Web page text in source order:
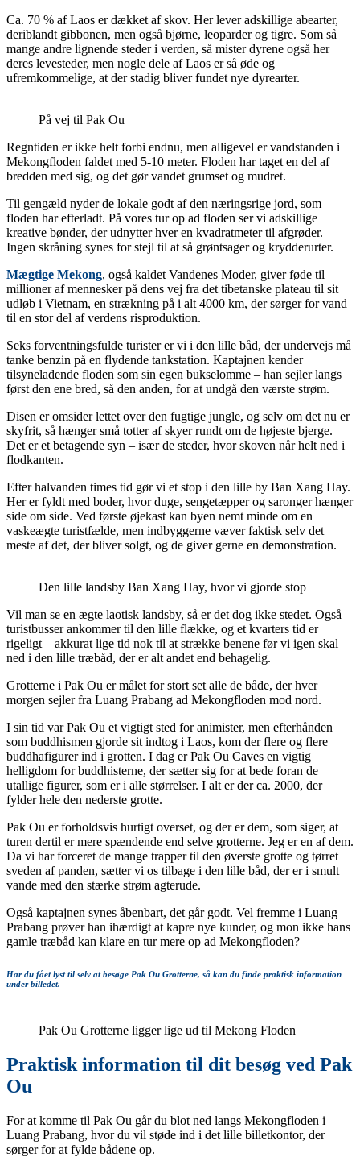
Ca. 70 % af Laos er dækket af skov. Her lever adskillige abearter,
deriblandt gibbonen, men også bjørne, leoparder og tigre. Som så
mange andre lignende steder i verden, så mister dyrene også her
deres levesteder, men nogle dele af Laos er så øde og
ufremkommelige, at der stadig bliver fundet nye dyrearter.
På vej til Pak Ou
Regntiden er ikke helt forbi endnu, men alligevel er vandstanden i
Mekongfloden faldet med 5-10 meter. Floden har taget en del af
bredden med sig, og det gør vandet grumset og mudret.
Til gengæld nyder de lokale godt af den næringsrige jord, som
floden har efterladt. På vores tur op ad floden ser vi adskillige
kreative bønder, der udnytter hver en kvadratmeter til afgrøder.
Ingen skråning synes for stejl til at så grøntsager og krydderurter.
Mægtige Mekong, også kaldet Vandenes Moder, giver føde til
millioner af mennesker på dens vej fra det tibetanske plateau til sit
udløb i Vietnam, en strækning på i alt 4000 km, der sørger for vand
til en stor del af verdens risproduktion.
Seks forventningsfulde turister er vi i den lille båd, der undervejs må
tanke benzin på en flydende tankstation. Kaptajnen kender
tilsyneladende floden som sin egen bukselomme – han sejler langs
først den ene bred, så den anden, for at undgå den værste strøm.
Disen er omsider lettet over den fugtige jungle, og selv om det nu er
skyfrit, så hænger små totter af skyer rundt om de højeste bjerge.
Det er et betagende syn – især de steder, hvor skoven når helt ned i
flodkanten.
Efter halvanden times tid gør vi et stop i den lille by Ban Xang Hay.
Her er fyldt med boder, hvor duge, sengetæpper og saronger hænger
side om side. Ved første øjekast kan byen nemt minde om en
vaskeægte turistfælde, men indbyggerne væver faktisk selv det
meste af det, der bliver solgt, og de giver gerne en demonstration.
Den lille landsby Ban Xang Hay, hvor vi gjorde stop
Vil man se en ægte laotisk landsby, så er det dog ikke stedet. Også
turistbusser ankommer til den lille flække, og et kvarters tid er
rigeligt – akkurat lige tid nok til at strække benene før vi igen skal
ned i den lille træbåd, der er alt andet end behagelig.
Grotterne i Pak Ou er målet for stort set alle de både, der hver
morgen sejler fra Luang Prabang ad Mekongfloden mod nord.
I sin tid var Pak Ou et vigtigt sted for animister, men efterhånden
som buddhismen gjorde sit indtog i Laos, kom der flere og flere
buddhafigurer ind i grotten. I dag er Pak Ou Caves en vigtig
helligdom for buddhisterne, der sætter sig for at bede foran de
utallige figurer, som er i alle størrelser. I alt er der ca. 2000, der
fylder hele den nederste grotte.
Pak Ou er forholdsvis hurtigt overset, og der er dem, som siger, at
turen dertil er mere spændende end selve grotterne. Jeg er en af dem.
Da vi har forceret de mange trapper til den øverste grotte og tørret
sveden af panden, sætter vi os tilbage i den lille båd, der er i smult
vande med den stærke strøm agterude.
Også kaptajnen synes åbenbart, det går godt. Vel fremme i Luang
Prabang prøver han ihærdigt at kapre nye kunder, og mon ikke hans
gamle træbåd kan klare en tur mere op ad Mekongfloden?
Har du fået lyst til selv at besøge Pak Ou Grotterne, så kan du finde praktisk information
under billedet.
Pak Ou Grotterne ligger lige ud til Mekong Floden
Praktisk information til dit besøg ved Pak
Ou
For at komme til Pak Ou går du blot ned langs Mekongfloden i
Luang Prabang, hvor du vil støde ind i det lille billetkontor, der
sørger for at fylde bådene op.